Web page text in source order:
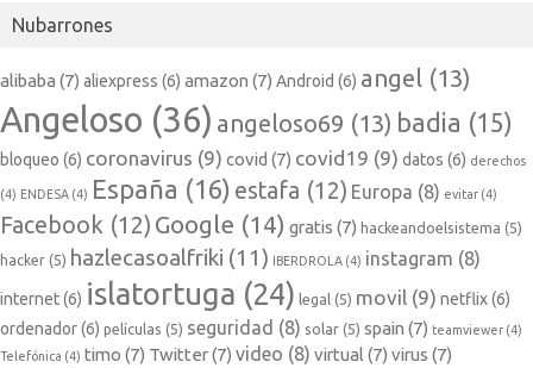
Nubarrones
alibaba (7) aliexpress (6) amazon (7) Android (6) angel (13)
Angeloso (36) angeloso69 (13) badia (15)
bloqueo (6) coronavirus (9) covid (7) covid19 (9) datos (6) derechos
(4) ENDESA (4) España (16) estafa (12) Europa (8) evitar (4)
Facebook (12) Google (14) gratis (7) hackeandoelsistema (5)
hacker (5) hazlecasoalfriki (11) IBERDROLA (4) instagram (8)
internet(6) islatortuga (24) legal (5) movil (9) netflix(6)
ordenador(6) películas (5) seguridad (8) solar (5) spain (7) teamviewer (4)
Telefónica (4) timo (7) Twitter(7) video (8) virtual (7) virus (7)